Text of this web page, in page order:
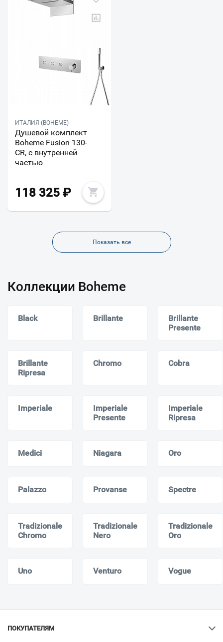
ИТАЛИЯ (BOHEME)
Душевой комплект
Boheme Fusion 130-
CR, с внутренней
частью
118 325 ₽
Показать все
Коллекции Boheme
Black Brillante
Brillante
Presente
Brillante
Ripresa
Chromo Cobra
Imperiale
Imperiale
Presente
Imperiale
Ripresa
Medici Niagara Oro
Palazzo Provanse Spectre
Tradizionale
Chromo
Tradizionale
Nero
Tradizionale
Oro
Uno Venturo Vogue
ПОКУПАТЕЛЯМ